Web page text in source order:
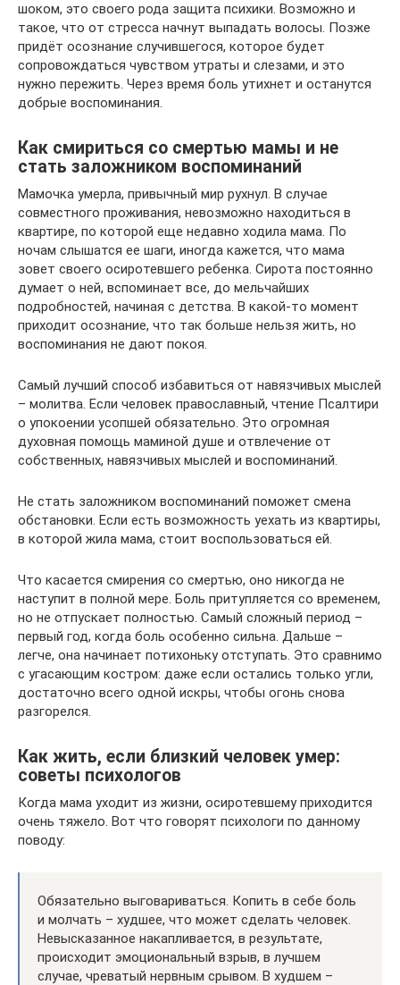
шоком, это своего рода защита психики. Возможно и
такое, что от стресса начнут выпадать волосы. Позже
придёт осознание случившегося, которое будет
сопровождаться чувством утраты и слезами, и это
нужно пережить. Через время боль утихнет и останутся
добрые воспоминания.
Как смириться со смертью мамы и не
стать заложником воспоминаний
Мамочка умерла, привычный мир рухнул. В случае
совместного проживания, невозможно находиться в
квартире, по которой еще недавно ходила мама. По
ночам слышатся ее шаги, иногда кажется, что мама
зовет своего осиротевшего ребенка. Сирота постоянно
думает о ней, вспоминает все, до мельчайших
подробностей, начиная с детства. В какой-то момент
приходит осознание, что так больше нельзя жить, но
воспоминания не дают покоя.
Самый лучший способ избавиться от навязчивых мыслей
– молитва. Если человек православный, чтение Псалтири
о упокоении усопшей обязательно. Это огромная
духовная помощь маминой душе и отвлечение от
собственных, навязчивых мыслей и воспоминаний.
Не стать заложником воспоминаний поможет смена
обстановки. Если есть возможность уехать из квартиры,
в которой жила мама, стоит воспользоваться ей.
Что касается смирения со смертью, оно никогда не
наступит в полной мере. Боль притупляется со временем,
но не отпускает полностью. Самый сложный период –
первый год, когда боль особенно сильна. Дальше –
легче, она начинает потихоньку отступать. Это сравнимо
с угасающим костром: даже если остались только угли,
достаточно всего одной искры, чтобы огонь снова
разгорелся.
Как жить, если близкий человек умер:
советы психологов
Когда мама уходит из жизни, осиротевшему приходится
очень тяжело. Вот что говорят психологи по данному
поводу:
Обязательно выговариваться. Копить в себе боль
и молчать – худшее, что может сделать человек.
Невысказанное накапливается, в результате,
происходит эмоциональный взрыв, в лучшем
случае, чреватый нервным срывом. В худшем –